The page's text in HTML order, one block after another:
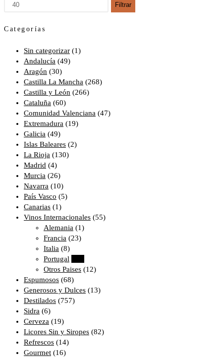
Filtrar
Categorías
Sin categorizar (1)
Andalucía (49)
Aragón (30)
Castilla La Mancha (268)
Castilla y León (266)
Cataluña (60)
Comunidad Valenciana (47)
Extremadura (19)
Galicia (49)
Islas Baleares (2)
La Rioja (130)
Madrid (4)
Murcia (26)
Navarra (10)
País Vasco (5)
Canarias (1)
Vinos Internacionales (55)
Alemania (1)
Francia (23)
Italia (8)
Portugal
Otros Paises (12)
Espumosos (68)
Generosos y Dulces (13)
Destilados (757)
Sidra (6)
Cerveza (19)
Licores Sin y Siropes (82)
Refrescos (14)
Gourmet (16)